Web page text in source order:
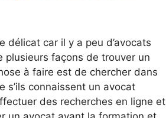
car il y a peu d’avocats
plusieurs façons de trouver un
à faire est de chercher dans
connaissent un avocat
des recherches en ligne et